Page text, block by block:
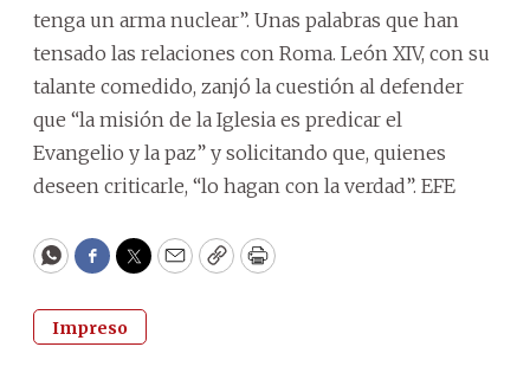
tenga un arma nuclear”. Unas palabras que han
tensado las relaciones con Roma. León XIV, con su
talante comedido, zanjó la cuestión al defender
que “la misión de la Iglesia es predicar el
Evangelio y la paz” y solicitando que, quienes
deseen criticarle, “lo hagan con la verdad”. EFE
WhatsApp
Facebook
Twitter
EmailCopyPrint
Impreso